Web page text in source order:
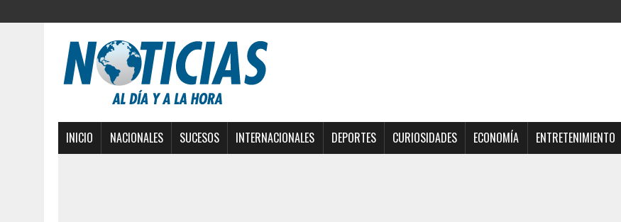
INICIO NACIONALES SUCESOS INTERNACIONALES DEPORTES CURIOSIDADES ECONOMÍA ENTRETENIMIENTO